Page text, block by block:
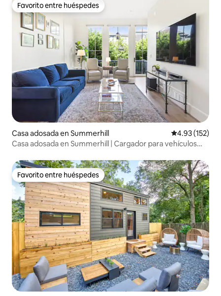
Favorito entre huéspedes
Favorito entre huéspedes
Casa adosada en Summerhill Calificación
4.93 (152)
Casa adosada en Summerhill | Cargador para vehículos
Favorito entre huéspedes
Favorito entre huéspedes